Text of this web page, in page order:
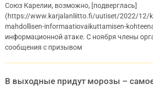
Союз Карелии, возможно, [подверглась]
(https://www.karjalanliitto.fi/uutiset/2022/12/
mahdollisen-informaatiovaikuttamisen-
информационной атаке. С ноября члены
сообщения с призывом
В выходные придут морозы –